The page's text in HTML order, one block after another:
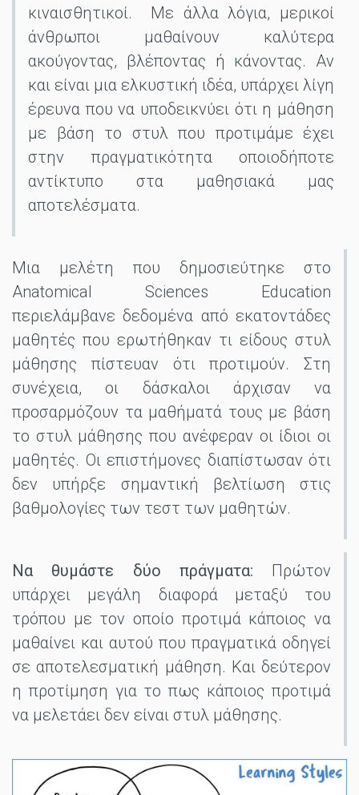
κιναισθητικοί. Με άλλα λόγια, μερικοί
άνθρωποι μαθαίνουν καλύτερα
ακούγοντας, βλέποντας ή κάνοντας. Αν
και είναι μια ελκυστική ιδέα, υπάρχει λίγη
έρευνα που να υποδεικνύει ότι η μάθηση
με βάση το στυλ που προτιμάμε έχει
στην πραγματικότητα οποιοδήποτε
αντίκτυπο στα μαθησιακά μας
αποτελέσματα.
Μια μελέτη που δημοσιεύτηκε στο
Anatomical Sciences Education
περιελάμβανε δεδομένα από εκατοντάδες
μαθητές που ερωτήθηκαν τι είδους στυλ
μάθησης πίστευαν ότι προτιμούν. Στη
συνέχεια, οι δάσκαλοι άρχισαν να
προσαρμόζουν τα μαθήματά τους με βάση
το στυλ μάθησης που ανέφεραν οι ίδιοι οι
μαθητές. Οι επιστήμονες διαπίστωσαν ότι
δεν υπήρξε σημαντική βελτίωση στις
βαθμολογίες των τεστ των μαθητών.
Να θυμάστε δύο πράγματα: Πρώτον
υπάρχει μεγάλη διαφορά μεταξύ του
τρόπου με τον οποίο προτιμά κάποιος να
μαθαίνει και αυτού που πραγματικά οδηγεί
σε αποτελεσματική μάθηση. Και δεύτερον
η προτίμηση για το πως κάποιος προτιμά
να μελετάει δεν είναι στυλ μάθησης.